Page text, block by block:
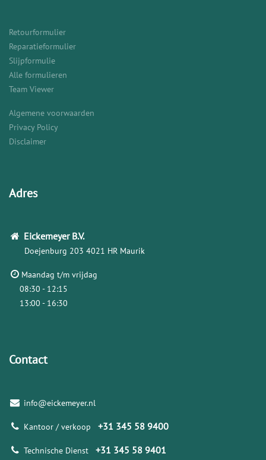
Retourformulier
Reparatieformulier
Slijpformulie
Alle formulieren
Team Viewer
Algemene voorwaarden
Privacy Policy
Disclaimer
Adres
Eickemeyer B.V.
Doejenburg 203 4021 HR Maurik
Maandag t/m vrijdag
08:30 - 12:15
13:00 - 16:30
Contact
info@eickemeyer.nl
Kantoor / verkoop +31 345 58 9400
Technische Dienst +31 345 58 9401